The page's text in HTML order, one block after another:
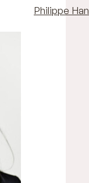
Philippe